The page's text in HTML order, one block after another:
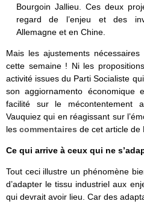
Bourgoin Jallieu. Ces deux
regard de l’enjeu et des
Allemagne et en Chine.
Mais les ajustements
cette semaine ! Ni les
activité issues du Parti Socialiste
son aggiornamento
facilité sur le mécontentement
Vauquiez qui en réagissant sur
les commentaires de cet article de
Ce qui arrive à ceux qui ne
Tout ceci illustre un phénomène
d’adapter le tissu industriel aux
qui devrait avoir lieu. Car des